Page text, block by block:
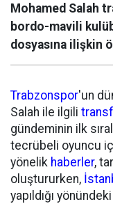
Mohamed Salah
bordo-mavili
dosyasına ilişkin
Trabzonspor'un
Salah ile ilgili
gündeminin ilk
tecrübeli oyuncu
yönelik haberler,
oluştururken,
yapıldığı